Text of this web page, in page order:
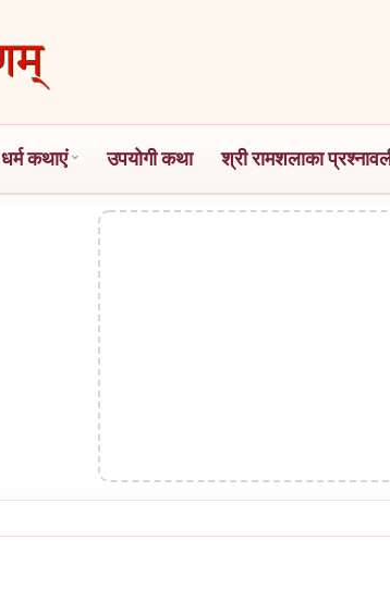
धर्म कथाएं उपयोगी कथा श्री रामशलाका